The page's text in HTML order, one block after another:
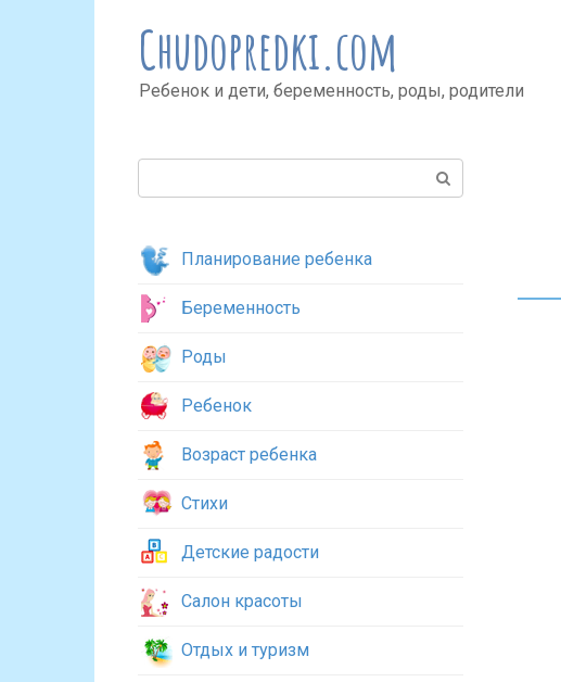
Chudopredki.com
Ребенок и дети, беременность, роды, родители
Планирование ребенка
Беременность
Роды
Ребенок
Возраст ребенка
Стихи
Детские радости
Салон красоты
Отдых и туризм